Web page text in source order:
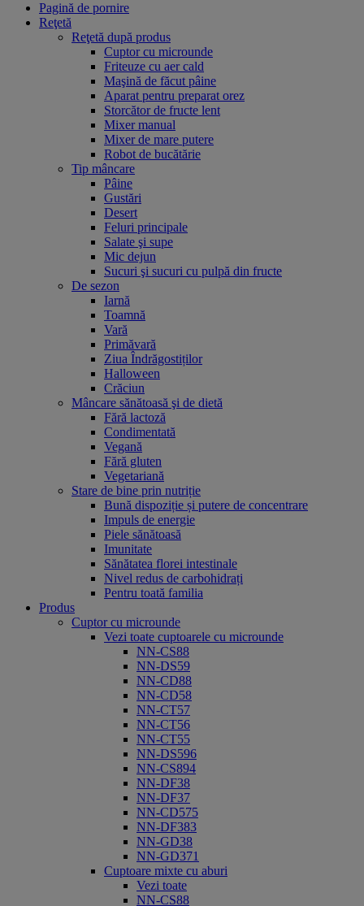
Pagină de pornire
Reţetă
Reţetă după produs
Cuptor cu microunde
Friteuze cu aer cald
Maşină de făcut pâine
Aparat pentru preparat orez
Storcător de fructe lent
Mixer manual
Mixer de mare putere
Robot de bucătărie
Tip mâncare
Pâine
Gustări
Desert
Feluri principale
Salate şi supe
Mic dejun
Sucuri şi sucuri cu pulpă din fructe
De sezon
Iarnă
Toamnă
Vară
Primăvară
Ziua Îndrăgostiților
Halloween
Crăciun
Mâncare sănătoasă şi de dietă
Fără lactoză
Condimentată
Vegană
Fără gluten
Vegetariană
Stare de bine prin nutriție
Bună dispoziție și putere de concentrare
Impuls de energie
Piele sănătoasă
Imunitate
Sănătatea florei intestinale
Nivel redus de carbohidrați
Pentru toată familia
Produs
Cuptor cu microunde
Vezi toate cuptoarele cu microunde
NN-CS88
NN-DS59
NN-CD88
NN-CD58
NN-CT57
NN-CT56
NN-CT55
NN-DS596
NN-CS894
NN-DF38
NN-DF37
NN-CD575
NN-DF383
NN-GD38
NN-GD371
Cuptoare mixte cu aburi
Vezi toate
NN-CS88